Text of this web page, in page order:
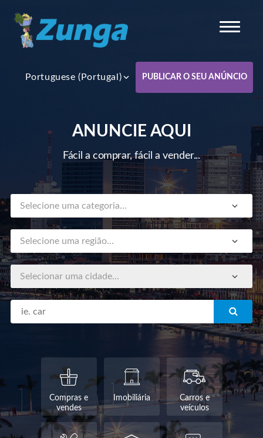
Portuguese (Portugal) PUBLICAR O SEU ANÚNCIO
ANUNCIE AQUI
Fácil a comprar, fácil a vender...
Selecione uma categoria...
Selecione uma região...
Selecionar uma cidade...
Compras e
vendes
Imobiliária
Carros e
veículos